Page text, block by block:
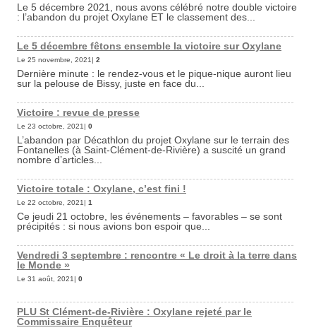
Le 5 décembre 2021, nous avons célébré notre double victoire
: l’abandon du projet Oxylane ET le classement des...
Le 5 décembre fêtons ensemble la victoire sur Oxylane
Le 25 novembre, 2021| 2
Dernière minute : le rendez-vous et le pique-nique auront lieu
sur la pelouse de Bissy, juste en face du...
Victoire : revue de presse
Le 23 octobre, 2021| 0
L’abandon par Décathlon du projet Oxylane sur le terrain des
Fontanelles (à Saint-Clément-de-Rivière) a suscité un grand
nombre d’articles...
Victoire totale : Oxylane, c’est fini !
Le 22 octobre, 2021| 1
Ce jeudi 21 octobre, les événements – favorables – se sont
précipités : si nous avions bon espoir que...
Vendredi 3 septembre : rencontre « Le droit à la terre dans
le Monde »
Le 31 août, 2021| 0
PLU St Clément-de-Rivière : Oxylane rejeté par le
Commissaire Enquêteur